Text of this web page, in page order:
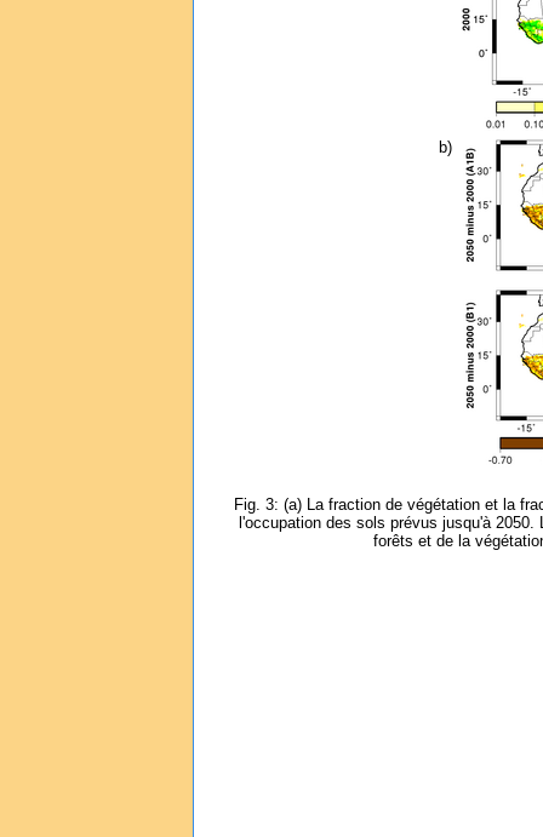
b)
Fig. 3: (a) La fraction de végétation et la
l'occupation des sols prévus jusqu'à
forêts et de la